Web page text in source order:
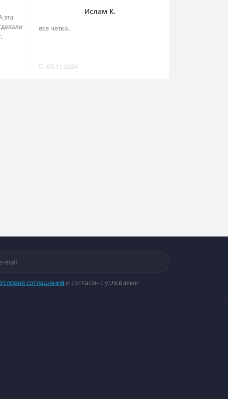
эта
Ислам К.
все четка..
09.11.2024
Условия соглашения и согласен с условиями